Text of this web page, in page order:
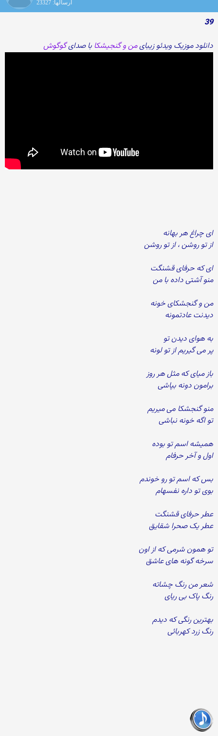
ارسالها: 23327
39
دانلود موزیک ویدئو زیبایمن و گنجیشکا با صدایگوگوش
ای چراغ هر بهانه
از تو روشن ، از تو روشن
ای که حرفای قشنگت
منو آشتی داده با من
من و گنجشکای خونه
دیدنت عادتمونه
به هوای دیدن تو
پر می گیریم از تو لونه
باز میای که مثل هر روز
برامون دونه بپاشی
منو گنجشکا می میریم
تو اگه خونه نباشی
همیشه اسم تو بوده
اول و آخر حرفام
بس که اسم تو رو خوندم
بوی تو داره نفسهام
عطر حرفای قشنگت
عطر یک صحرا شقایق
تو همون شرمی که از اون
سرخه گونه های عاشق
شعر من رنگ چشاته
رنگ پاک بی ریای
بهترین رنگی که دیدم
رنگ زرد کهربائی